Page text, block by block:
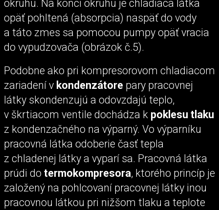
okruhu. Na konci okruhu je chladiaca látka
opäť pohltená (absorpcia) naspäť do vody
a táto zmes sa pomocou pumpy opäť vracia
do vypudzovača (obrázok č.5).
Podobne ako pri kompresorovom chladiacom
zariadení v kondenzátore pary pracovnej
látky skondenzujú a odovzdajú teplo,
v škrtiacom ventile dochádza k poklesu tlaku
z kondenzačného na výparný. Vo výparníku
pracovná látka odoberie časť tepla
z chladenej látky a vyparí sa. Pracovná látka
prúdi do termokompresora, ktorého princíp je
založený na pohlcovaní pracovnej látky inou
pracovnou látkou pri nižšom tlaku a teplote